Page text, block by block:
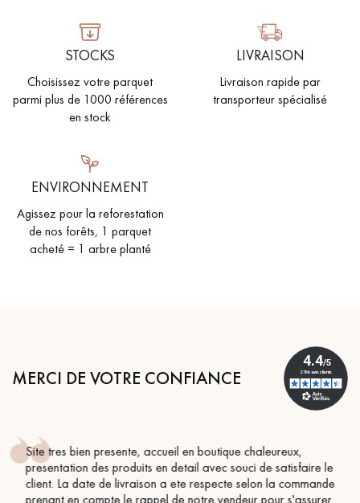
STOCKS
Choisissez votre parquet
parmi plus de 1000 références
en stock
LIVRAISON
Livraison rapide par
transporteur spécialisé
ENVIRONNEMENT
Agissez pour la reforestation
de nos forêts, 1 parquet
acheté = 1 arbre planté
MERCI DE VOTRE CONFIANCE
satisfaire le
la commande
s'assurer
Conseil parfait, échanges fluides. Je
BEILE FRANCK